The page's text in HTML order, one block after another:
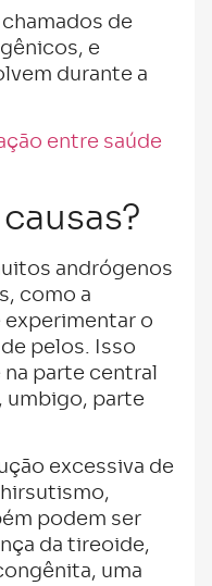
de
e
durante a
entre saúde
andrógenos
como a
o
pelos. Isso
parte central
umbigo, parte
excessiva de
podem ser
da tireoide,
uma